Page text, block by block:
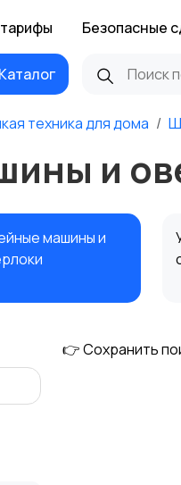
Безопасные
Каталог
техника для дома
и
машины и
👉 Сохранить